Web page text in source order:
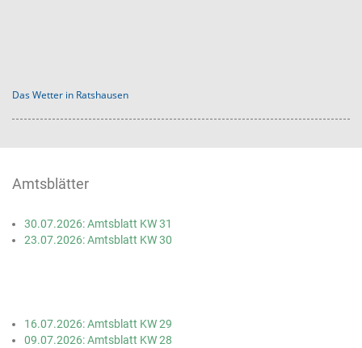
Das Wetter in Ratshausen
Amtsblätter
30.07.2026: Amtsblatt KW 31
23.07.2026: Amtsblatt KW 30
16.07.2026: Amtsblatt KW 29
09.07.2026: Amtsblatt KW 28